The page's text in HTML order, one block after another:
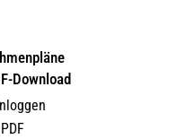
Download